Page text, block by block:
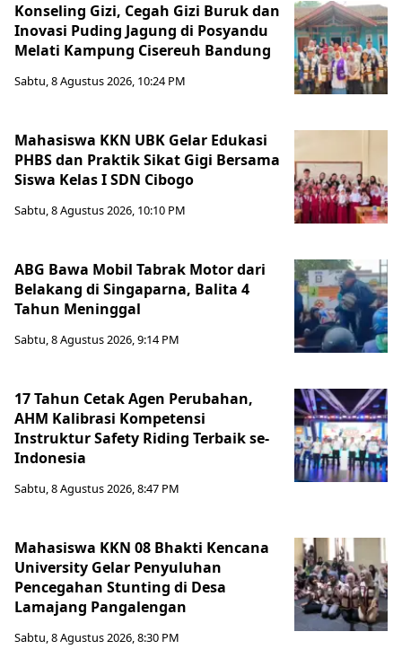
Konseling Gizi, Cegah Gizi Buruk dan
Inovasi Puding Jagung di Posyandu
Melati Kampung Cisereuh Bandung
Sabtu, 8 Agustus 2026, 10:24 PM
Mahasiswa KKN UBK Gelar Edukasi
PHBS dan Praktik Sikat Gigi Bersama
Siswa Kelas I SDN Cibogo
Sabtu, 8 Agustus 2026, 10:10 PM
ABG Bawa Mobil Tabrak Motor dari
Belakang di Singaparna, Balita 4
Tahun Meninggal
Sabtu, 8 Agustus 2026, 9:14 PM
17 Tahun Cetak Agen Perubahan,
AHM Kalibrasi Kompetensi
Instruktur Safety Riding Terbaik se-
Indonesia
Sabtu, 8 Agustus 2026, 8:47 PM
Mahasiswa KKN 08 Bhakti Kencana
University Gelar Penyuluhan
Pencegahan Stunting di Desa
Lamajang Pangalengan
Sabtu, 8 Agustus 2026, 8:30 PM